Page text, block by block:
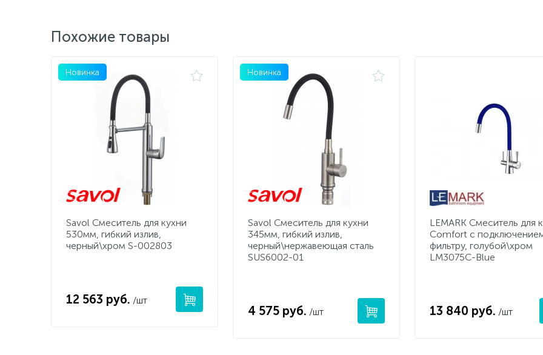
Похожие товары
Новинка
Savol Смеситель для кухни
530мм, гибкий излив,
черный\хром S-002803
12 563 руб. /шт
Новинка
Savol Смеситель для кухни
345мм, гибкий излив,
черный\нержавеющая сталь
SUS6002-01
4 575 руб. /шт
LEMARK Смеситель для
Comfort с
фильтру, голубой\хром
LM3075C-Blue
13 840 руб. /шт